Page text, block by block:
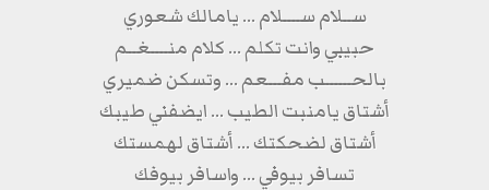
ســلام ســــلام ... يامالك شعوري
حبيبي وانت تكلم ... كلام منــــغــم
بالحــــــب مفـــعم ... وتسكن ضميري
أشتاق يامنبت الطيب ... ايضفني طيبك
أشتاق لضحكتك ... أشتاق لهمستك
تسافر بيوفي ... واسافر بيوفك